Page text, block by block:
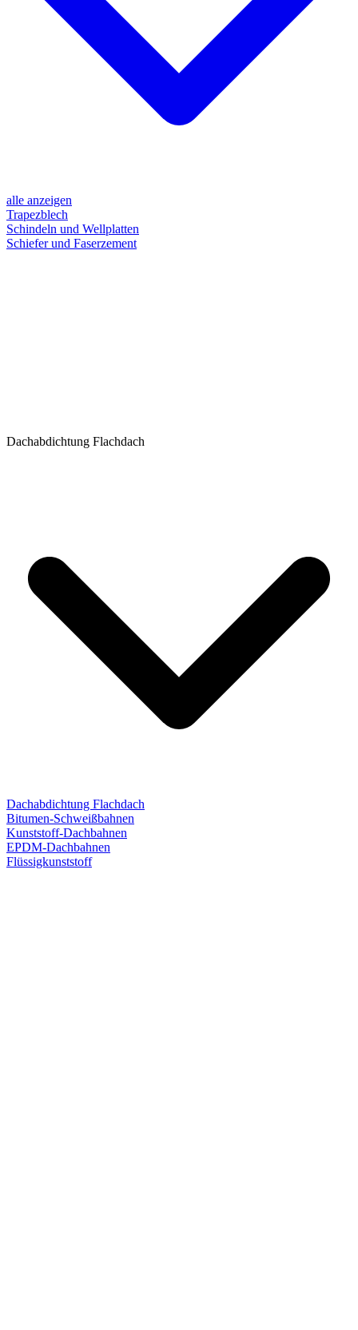
alle anzeigen
Trapezblech
Schindeln und Wellplatten
Schiefer und Faserzement
Dachabdichtung Flachdach
Dachabdichtung Flachdach
Bitumen-Schweißbahnen
Kunststoff-Dachbahnen
EPDM-Dachbahnen
Flüssigkunststoff